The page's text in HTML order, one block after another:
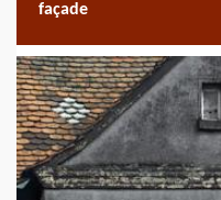
façade